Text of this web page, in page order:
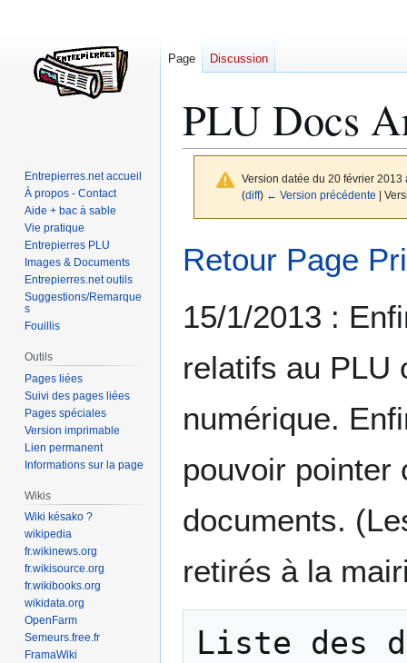
PLU Docs
Version datée du 20 février
(diff) ← Version précédente |
à
navigation
à
recherche
Retour Page
15/1/2013 :
relatifs au PLU
numérique.
pouvoir pointer
documents.
retirés à la
Liste des
Page Discussion
Entrepierres.net accueil
À propos - Contact
Aide + bac à sable
Vie pratique
Entrepierres PLU
Images & Documents
Entrepierres.net outils
Suggestions/Remarque
s
Fouillis
Outils
Pages liées
Suivi des pages liées
Pages spéciales
Version imprimable
Lien permanent
Informations sur la page
Wikis
Wiki késako ?
wikipedia
fr.wikinews.org
fr.wikisource.org
fr.wikibooks.org
wikidata.org
OpenFarm
Semeurs.free.fr
FramaWiki